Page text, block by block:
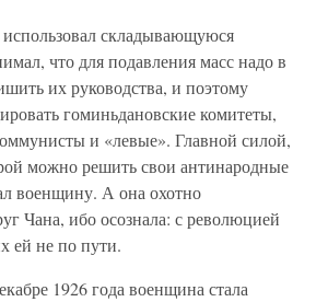
складывающуюся
что для подавления масс надо в
их руководства, и поэтому
гоминьдановские комитеты,
и «левые». Главной силой,
можно решить свои антинародные
военщину. А она охотно
Чана, ибо осознала: с революцией
ей не по пути.
1926 года военщина стала